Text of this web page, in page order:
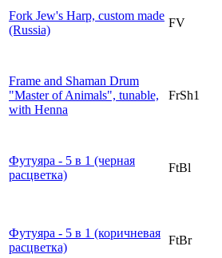
Fork Jew's Harp, custom made
(Russia)
FV
Frame and Shaman Drum
"Master of Animals", tunable,
with Henna
FrSh1
Футуяра - 5 в 1 (черная
расцветка)
FtBl
Футуяра - 5 в 1 (коричневая
расцветка)
FtBr